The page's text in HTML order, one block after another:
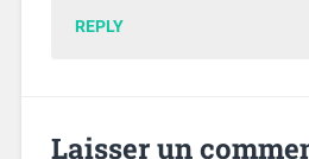
REPLY
Laisser un